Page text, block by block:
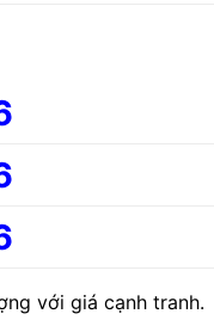
với giá cạnh tranh.